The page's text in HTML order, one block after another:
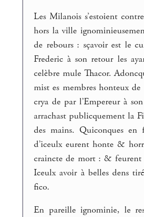
Les Milanois s’estoient
hors la ville
de rebours : sçavoir est le
Frederic à son retour les
celèbre mule Thacor.
mist es membres honteux
crya de par l’Empereur à
arrachast publicquement la
des mains. Quiconques
d’iceulx eurent honte &
craincte de mort : & feurent
Iceulx avoir à belles dens
fico.
En pareille ignominie, le